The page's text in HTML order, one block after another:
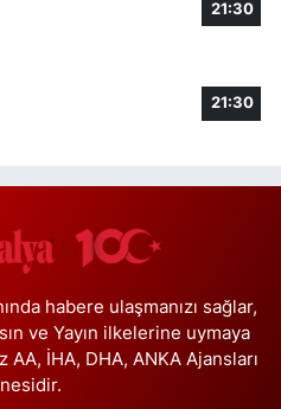
Al
No:13
57A Esentepe Taksi
dönünce Sönmez Et'in üç
Al
90 A Alkent Hıllsıde Çıkış
21:30
21:30
habere ulaşmanızı sağlar,
ve Yayın ilkelerine uymaya
İHA, DHA, ANKA Ajansları